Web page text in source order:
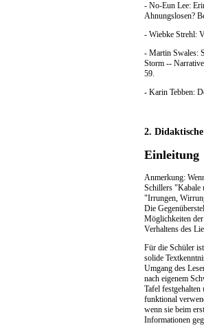
- No-Eun Lee:
Ahnungslosen?
- Wiebke Strehl:
- Martin Swales:
Storm --
59.
- Karin Tebben:
2.
Einleitung
Anmerkung:
Schillers "Kabale
"Irrungen,
Die
Möglichkeiten
Verhaltens des
Für die Schüler
solide
Umgang des
nach eigenem
Tafel
funktional
wenn sie beim
Informationen